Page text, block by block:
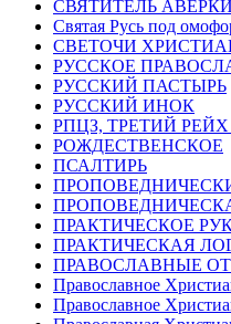
СВЯТИТЕЛЬ
Святая Русь под
СВЕТОЧИ
РУССКОЕ
РУССКИЙ ПАСТЫРЬ
РУССКИЙ ИНОК
РПЦЗ, ТРЕТИЙ
РОЖДЕСТВЕНСКОЕ
ПСАЛТИРЬ
ПРАКТИЧЕСКОЕ
ПРАКТИЧЕСКАЯ
ПРАВОСЛАВНЫЕ
Православное
Православное